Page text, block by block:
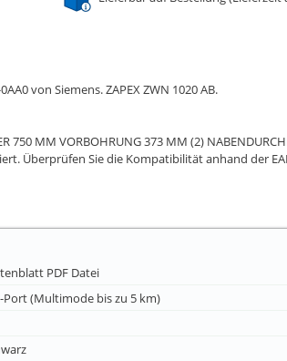
von Siemens. ZAPEX ZWN 1020 AB.
750 MM VORBOHRUNG 373 MM (2)
Überprüfen Sie die Kompatibilität anhand der
PDF Datei
Port (Multimode bis zu 5 km)